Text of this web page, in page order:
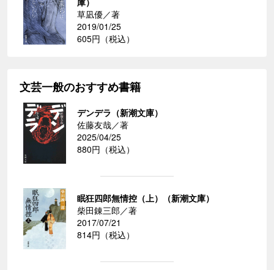
草凪優／著
2019/01/25
605円（税込）
文芸一般のおすすめ書籍
デンデラ（新潮文庫）
佐藤友哉／著
2025/04/25
880円（税込）
眠狂四郎無情控（上）（新潮文庫）
柴田錬三郎／著
2017/07/21
814円（税込）